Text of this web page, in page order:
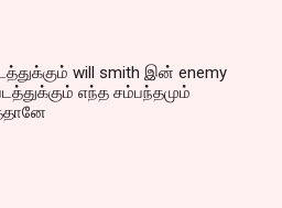
will smith இன் enemy
எந்த சம்பந்தமும்